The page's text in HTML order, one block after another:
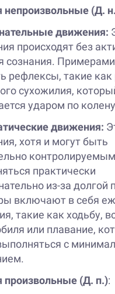
(Д.
движения:
происходят без
сознания.
рефлексы, такие
сухожилия,
ударом по
движения:
хотя и могут быть
практически
из-за долгой
включают в себя
такие как ходьбу,
или плавание,
с
(Д. п.):